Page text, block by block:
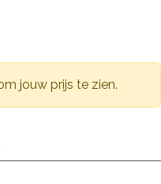
jouw prijs te zien.